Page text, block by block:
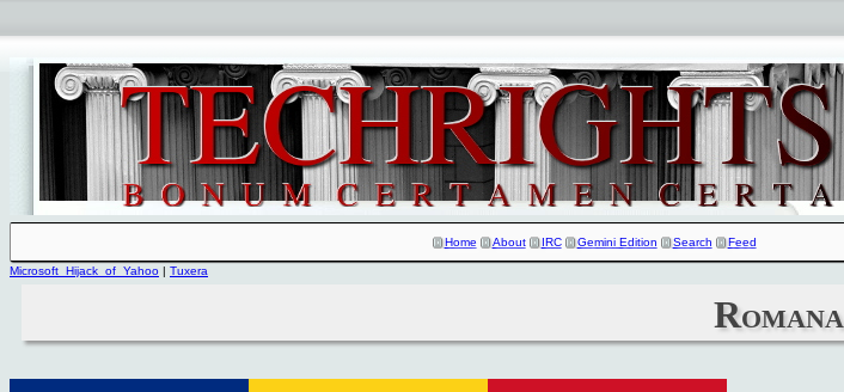
Home About IRC Gemini Edition Search Feed
Microsoft_Hijack_of_Yahoo | Tuxera
Romana